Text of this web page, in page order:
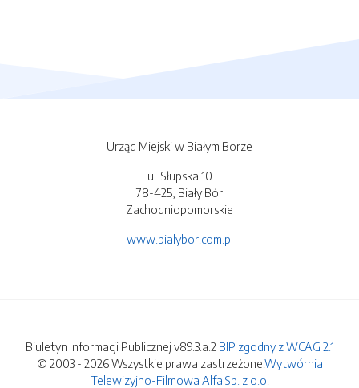
Urząd Miejski w Białym Borze
ul. Słupska 10
78-425, Biały Bór
Zachodniopomorskie
www.bialybor.com.pl
Biuletyn Informacji Publicznej v89.3.a.2 BIP zgodny z WCAG 2.1
© 2003 - 2026 Wszystkie prawa zastrzeżone.Wytwórnia
Telewizyjno-Filmowa Alfa Sp. z o.o.